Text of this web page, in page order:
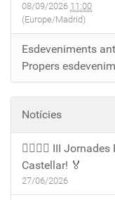
08/09/2026 11:00
(Europe/Madrid)
Esdeveniments
Propers
Notícies
🏃‍♀️🏃‍♂️ III
Castellar! 🏅
27/06/2026